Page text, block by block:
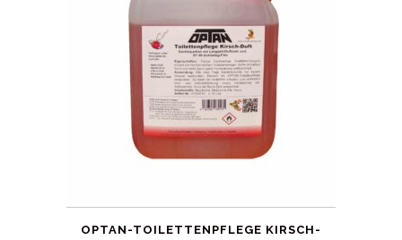
OPTAN-TOILETTENPFLEGE KIRSCH-